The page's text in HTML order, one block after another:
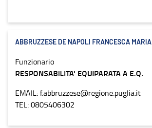
ABBRUZZESE DE NAPOLI FRANCESCA MARIA
Funzionario
RESPONSABILITA' EQUIPARATA A E.Q.
EMAIL: f.abbruzzese@regione.puglia.it
TEL: 0805406302